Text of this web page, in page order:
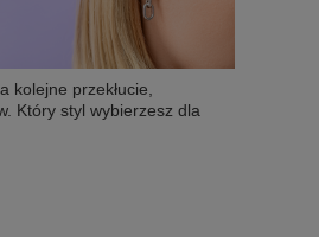
kolejne przekłucie,
Który styl wybierzesz dla